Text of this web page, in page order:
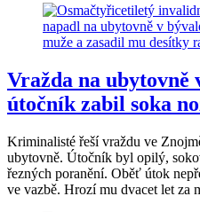
Vražda na ubytovně
útočník zabil soka
Kriminalisté řeší vraždu ve
ubytovně. Útočník byl opilý,
řezných poranění. Oběť útok
ve vazbě. Hrozí mu dvacet let za